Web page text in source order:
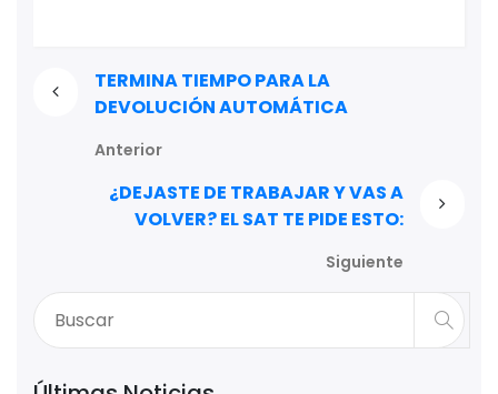
TERMINA TIEMPO PARA LA
DEVOLUCIÓN AUTOMÁTICA
Anterior
¿DEJASTE DE TRABAJAR Y VAS A
VOLVER? EL SAT TE PIDE ESTO:
Siguiente